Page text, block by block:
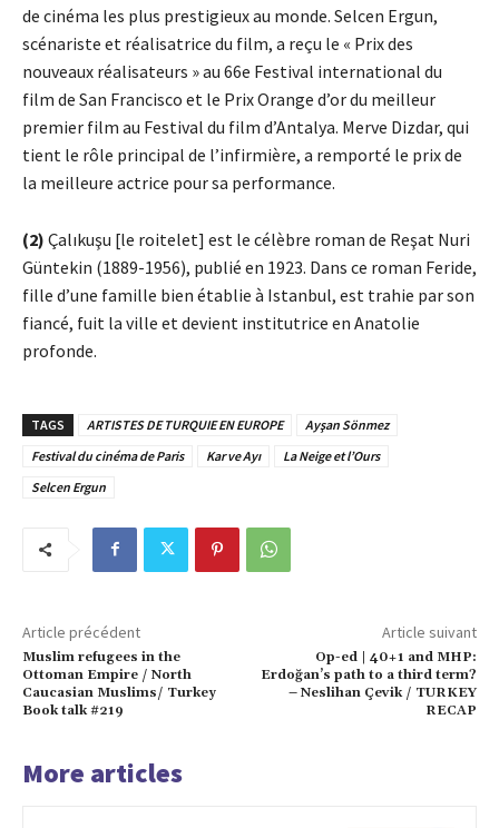
de cinéma les plus prestigieux au monde. Selcen Ergun,
scénariste et réalisatrice du film, a reçu le « Prix des
nouveaux réalisateurs » au 66e Festival international du
film de San Francisco et le Prix Orange d’or du meilleur
premier film au Festival du film d’Antalya. Merve Dizdar, qui
tient le rôle principal de l’infirmière, a remporté le prix de
la meilleure actrice pour sa performance.
(2) Çalıkuşu [le roitelet] est le célèbre roman de Reşat Nuri
Güntekin (1889-1956), publié en 1923. Dans ce roman Feride,
fille d’une famille bien établie à Istanbul, est trahie par son
fiancé, fuit la ville et devient institutrice en Anatolie
profonde.
TAGS ARTISTES DE TURQUIE EN EUROPE
Ayşan Sönmez
Festival du cinéma de Paris
Kar ve Ayı
La Neige et l’Ours
Selcen Ergun
Article précédent
Muslim refugees in the
Ottoman Empire / North
Caucasian Muslims/ Turkey
Book talk #219
Article suivant
Op-ed | 40+1 and MHP:
Erdoğan’s path to a third term?
– Neslihan Çevik / TURKEY
RECAP
More articles